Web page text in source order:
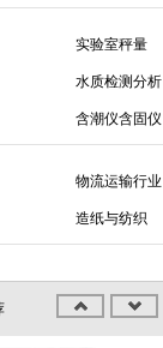
实验室秤量
水质检测分析
含潮仪含固仪
物流运输行业
造纸与纺织
微量天平EXR系列